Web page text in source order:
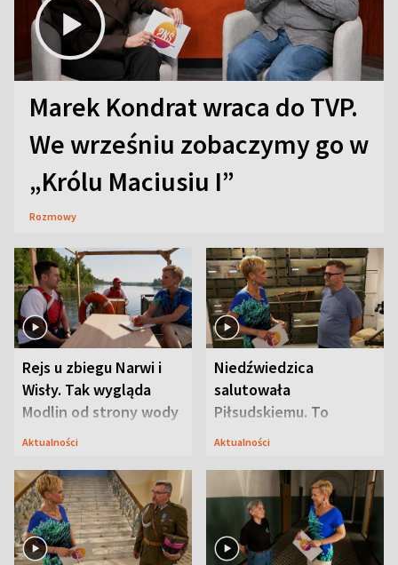
Marek Kondrat wraca do TVP.
We wrześniu zobaczymy go w
„Królu Maciusiu I”
Rozmowy
Rejs u zbiegu Narwi i
Wisły. Tak wygląda
Modlin od strony wody
Aktualności
Niedźwiedzica
salutowała
Piłsudskiemu. To
niejedyna tajemnica
Aktualności